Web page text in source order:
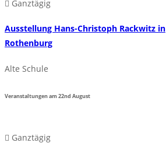
Ganztägig
Ausstellung Hans-Christoph Rackwitz in
Rothenburg
Alte Schule
Veranstaltungen am22nd August
Ganztägig